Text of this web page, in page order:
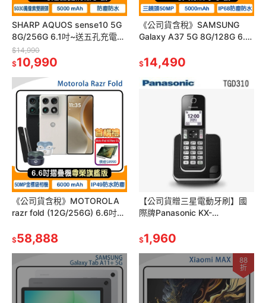
SHARP AQUOS sense10 5G
8G/256G 6.1吋~送五孔充電器
+玻璃保貼+ZE300藍牙耳機
$14,990
$10,990
《公司貨含稅》SAMSUNG
Galaxy A37 5G 8G/128G 6.7
藍牙耳機
$14,490
《公司貨含稅》MOTOROLA
razr fold (12G/256G) 6.6吋摺
$58,888
【公司貨贈三星電動牙刷】國
際牌Panasonic KX-
文無線電話
$1,960
88
折